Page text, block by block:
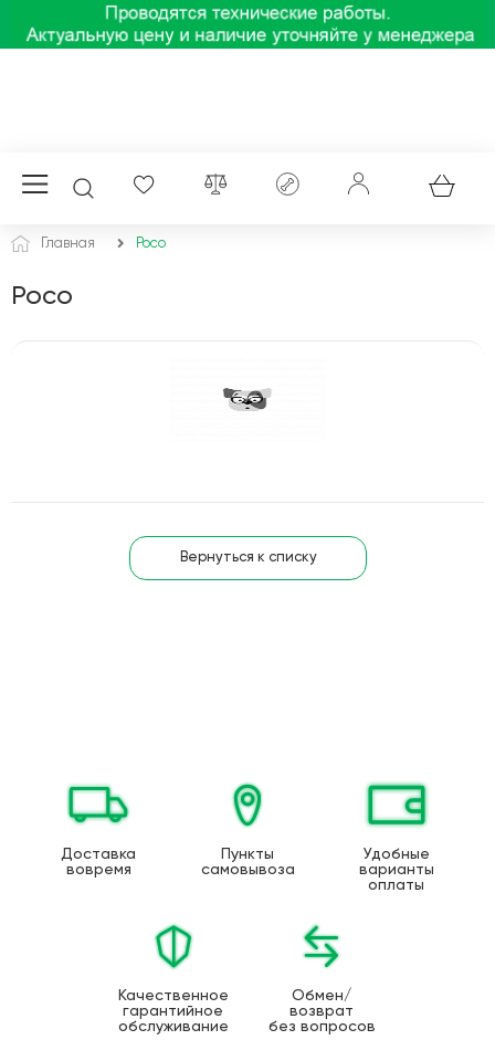
Главная Poco
Poco
Вернуться к списку
Доставка
вовремя
Пункты
самовывоза
Удобные
варианты
оплаты
Качественное
гарантийное
обслуживание
Обмен/
возврат
без вопросов